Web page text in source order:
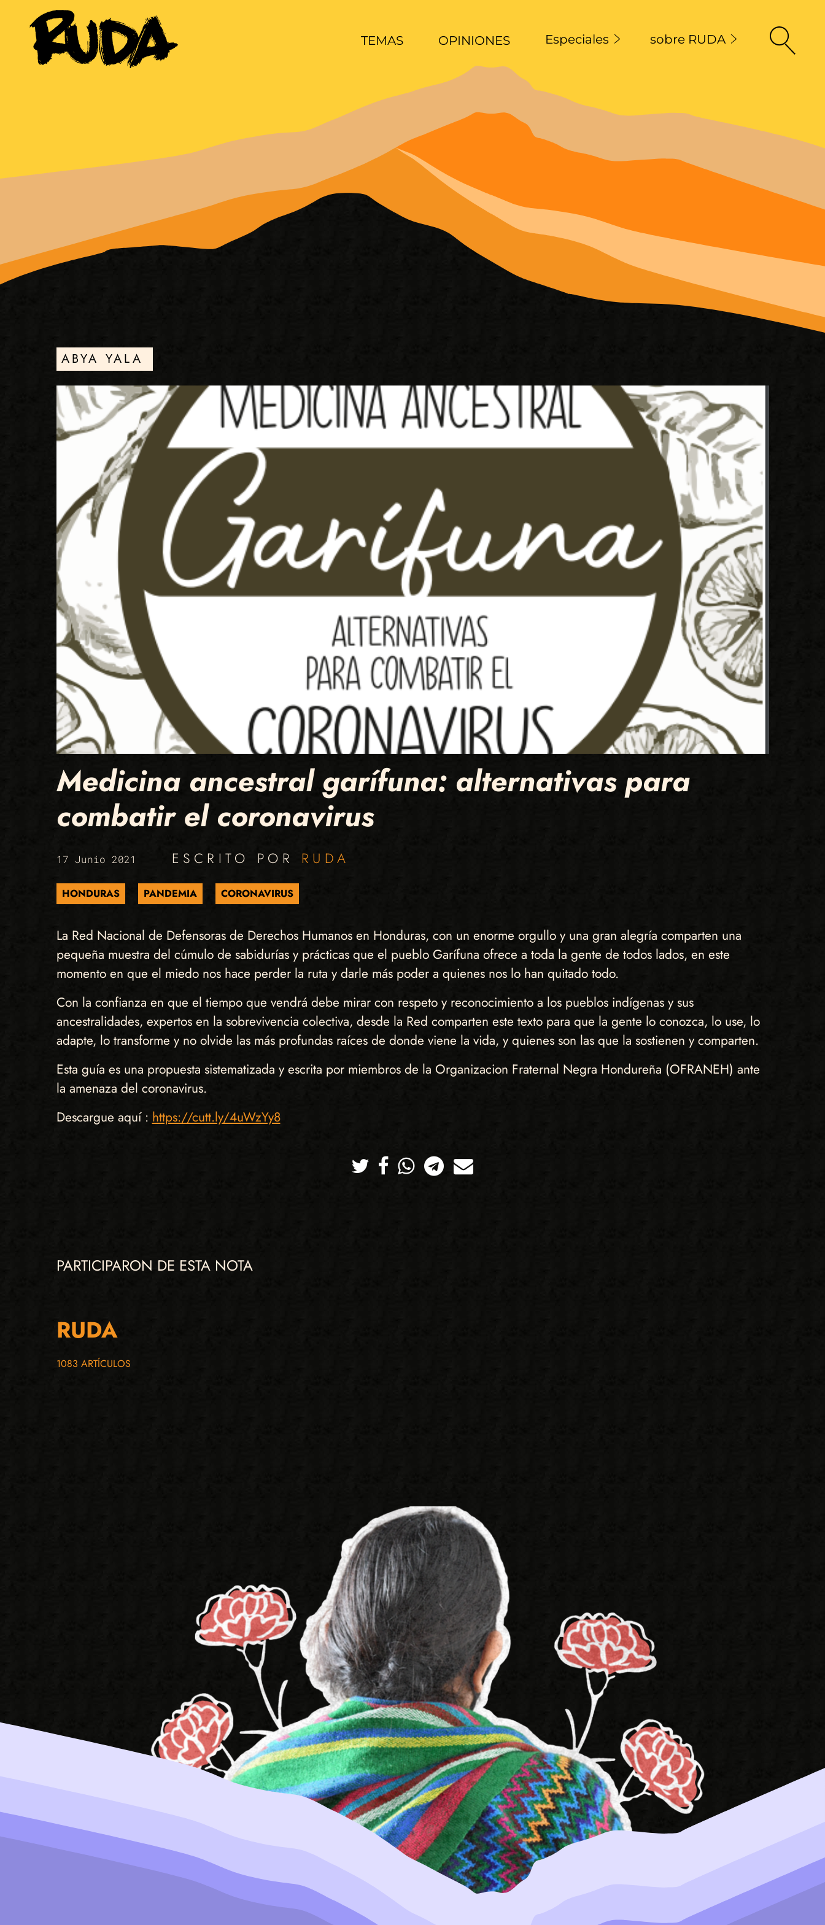
TEMAS OPINIONES Especiales sobre RUDA
ABYA YALA
Medicina ancestral garífuna: alternativas para
combatir el coronavirus
17 Junio 2021 ESCRITO POR RUDA
HONDURAS PANDEMIA CORONAVIRUS
La Red Nacional de Defensoras de Derechos Humanos en Honduras, con un enorme orgullo y una gran alegría comparten una
pequeña muestra del cúmulo de sabidurías y prácticas que el pueblo Garífuna ofrece a toda la gente de todos lados, en este
momento en que el miedo nos hace perder la ruta y darle más poder a quienes nos lo han quitado todo.
Con la confianza en que el tiempo que vendrá debe mirar con respeto y reconocimiento a los pueblos indígenas y sus
ancestralidades, expertos en la sobrevivencia colectiva, desde la Red comparten este texto para que la gente lo conozca, lo use, lo
adapte, lo transforme y no olvide las más profundas raíces de donde viene la vida, y quienes son las que la sostienen y comparten.
Esta guía es una propuesta sistematizada y escrita por miembros de la Organizacion Fraternal Negra Hondureña (OFRANEH) ante
la amenaza del coronavirus.
Descargue aquí : https://cutt.ly/4uWzYy8
TwitterFacebookWhatsappTelegramCorreo
PARTICIPARON DE ESTA NOTA
RUDA
1083 ARTÍCULOS